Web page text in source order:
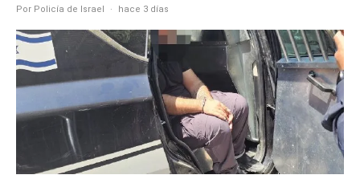
Por Policía de Israel · hace 3 días